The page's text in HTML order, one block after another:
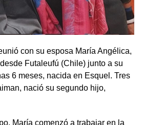
con su esposa María Angélica,
Futaleufú (Chile) junto a su
6 meses, nacida en Esquel. Tres
nació su segundo hijo,
María comenzó a trabajar en la